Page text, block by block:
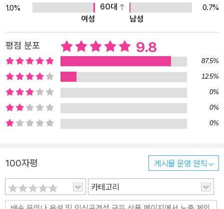
것보다 더 중요한 일은 전쟁 속의 삶, 극단적 폭력의 한가운데 있었던
개인의 삶을 가슴 깊이 떠올려보는 일이므로. 『그 꿈들』은 한 사람 한
사람의 소중한 꿈을 조명함으로써 전쟁이 우리로부터 빼앗아가는 것,
우리에게 남기는 것을 극명하게 보여 준다. 이 책에는 네 부류의 인물
들이 등장한다. 자신의 꿈과 미래를 이야기하는 《이라크 사람들》, ‘심
각한 얼굴의 사람들’로 대변되는 강대국의 《권력자들》, 이라크로 파
병된 《군인들》, 그리고 이 모든 사태를 ‘관전’하는 《세상 사람들》이
그들이다. 이 책이 깊은 감동과 뼈아픈 반성을 불러일으키는 것은 각
존재의 삶으로 전쟁을 들여다보았기 때문이다. 전쟁이 평범한 사람들
보가 아니라, 개개의 사연으로 접근할 때 비로소 진실하게 드러난다.
공원에서 폭발이 일어났다고 했고, 또 어느 날은 예배당 건물에 포탄
이 떨어졌다고 했습니다. 그러나 뉴스에서는 거기까지만 말해 줄 뿐,
1.0%
60대
0.7%
여성
남성
평점 분포 9.8
87.5%
12.5%
0%
0%
0%
100자평 게시물 운영 원칙
카테고리